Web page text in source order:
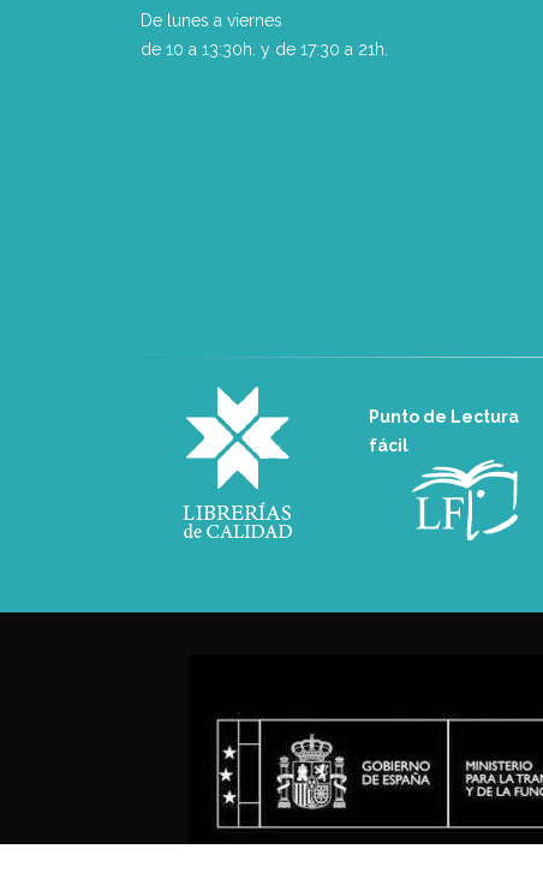
De lunes a viernes
de 10 a 13:30h. y de 17:30 a 21h.
Punto de Lectura
fácil